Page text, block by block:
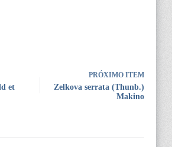
et
PRÓXIMO ITEM
Zelkova serrata (Thunb.)
Makino